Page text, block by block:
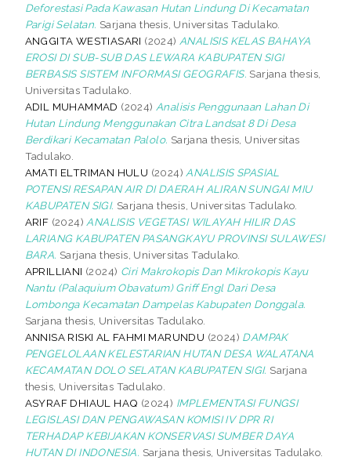
Deforestasi Pada Kawasan Hutan Lindung Di Kecamatan
Parigi Selatan. Sarjana thesis, Universitas Tadulako.
ANGGITA WESTIASARI (2024) ANALISIS KELAS BAHAYA
EROSI DI SUB-SUB DAS LEWARA KABUPATEN SIGI
BERBASIS SISTEM INFORMASI GEOGRAFIS. Sarjana thesis,
Universitas Tadulako.
ADIL MUHAMMAD (2024) Analisis Penggunaan Lahan Di
Hutan Lindung Menggunakan Citra Landsat 8 Di Desa
Berdikari Kecamatan Palolo. Sarjana thesis, Universitas
Tadulako.
AMATI ELTRIMAN HULU (2024) ANALISIS SPASIAL
POTENSI RESAPAN AIR DI DAERAH ALIRAN SUNGAI MIU
KABUPATEN SIGI. Sarjana thesis, Universitas Tadulako.
ARIF (2024) ANALISIS VEGETASI WILAYAH HILIR DAS
LARIANG KABUPATEN PASANGKAYU PROVINSI SULAWESI
BARA. Sarjana thesis, Universitas Tadulako.
APRILLIANI (2024) Ciri Makrokopis Dan Mikrokopis Kayu
Nantu (Palaquium Obavatum) Griff Engl Dari Desa
Lombonga Kecamatan Dampelas Kabupaten Donggala.
Sarjana thesis, Universitas Tadulako.
ANNISA RISKI AL FAHMI MARUNDU (2024) DAMPAK
PENGELOLAAN KELESTARIAN HUTAN DESA WALATANA
KECAMATAN DOLO SELATAN KABUPATEN SIGI. Sarjana
thesis, Universitas Tadulako.
ASYRAF DHIAUL HAQ (2024) IMPLEMENTASI FUNGSI
LEGISLASI DAN PENGAWASAN KOMISI IV DPR RI
TERHADAP KEBIJAKAN KONSERVASI SUMBER DAYA
HUTAN DI INDONESIA. Sarjana thesis, Universitas Tadulako.